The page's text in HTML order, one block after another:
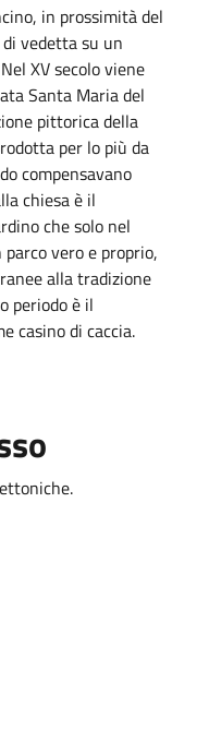
in prossimità del
vedetta su un
XV secolo viene
Santa Maria del
pittorica della
per lo più da
compensavano
chiesa è il
che solo nel
vero e proprio,
alla tradizione
periodo è il
casino di caccia.